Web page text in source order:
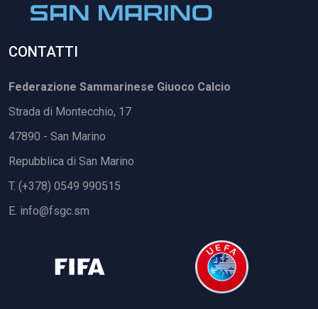
CONTATTI
Federazione Sammarinese Giuoco Calcio
Strada di Montecchio, 17
47890 - San Marino
Repubblica di San Marino
T. (+378) 0549 990515
E. info@fsgc.sm